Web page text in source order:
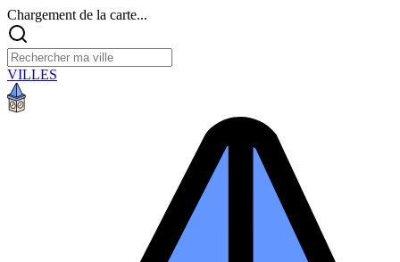
Chargement de la carte...
VILLES